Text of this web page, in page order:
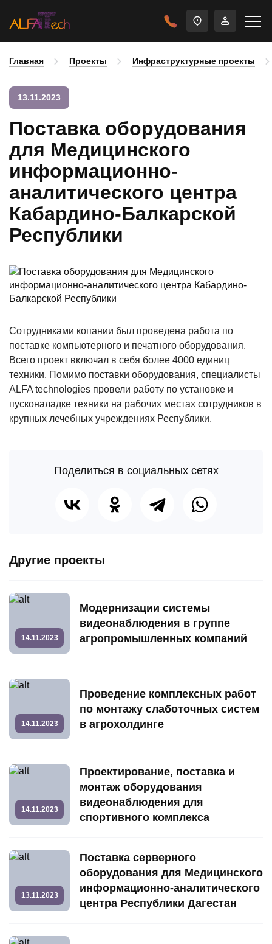
Главная Проекты Инфраструктурные проекты
13.11.2023
Поставка оборудования
для Медицинского
информационно-
аналитического центра
Кабардино-Балкарской
Республики
Сотрудниками копании был проведена работа по
поставке компьютерного и печатного оборудования.
Всего проект включал в себя более 4000 единиц
техники. Помимо поставки оборудования, специалисты
ALFA technologies провели работу по установке и
пусконаладке техники на рабочих местах сотрудников в
крупных лечебных учреждениях Республики.
Поделиться в социальных сетях
Другие проекты
14.11.2023
Модернизации системы
видеонаблюдения в группе
агропромышленных компаний
14.11.2023
Проведение комплексных работ
по монтажу слаботочных систем
в агрохолдинге
14.11.2023
Проектирование, поставка и
монтаж оборудования
видеонаблюдения для
спортивного комплекса
13.11.2023
Поставка серверного
оборудования для Медицинского
информационно-аналитического
центра Республики Дагестан